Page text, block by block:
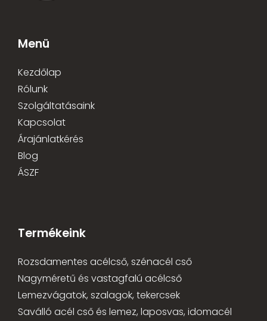
Menü
Kezdőlap
Rólunk
Szolgáltatásaink
Kapcsolat
Árajánlatkérés
Blog
ÁSZF
Termékeink
Rozsdamentes acélcső, szénacél cső
Nagyméretű és vastagfalú acélcső
Lemezvágatok, szalagok, tekercsek
Saválló acél cső és lemez, laposvas, idomacél